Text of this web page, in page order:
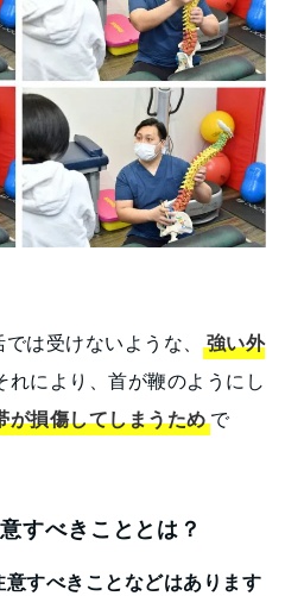
は受けないような、
強い外
れにより、首が鞭のようにし
が損傷してしまうためで
すべきこととは？
すべきことなどはあります